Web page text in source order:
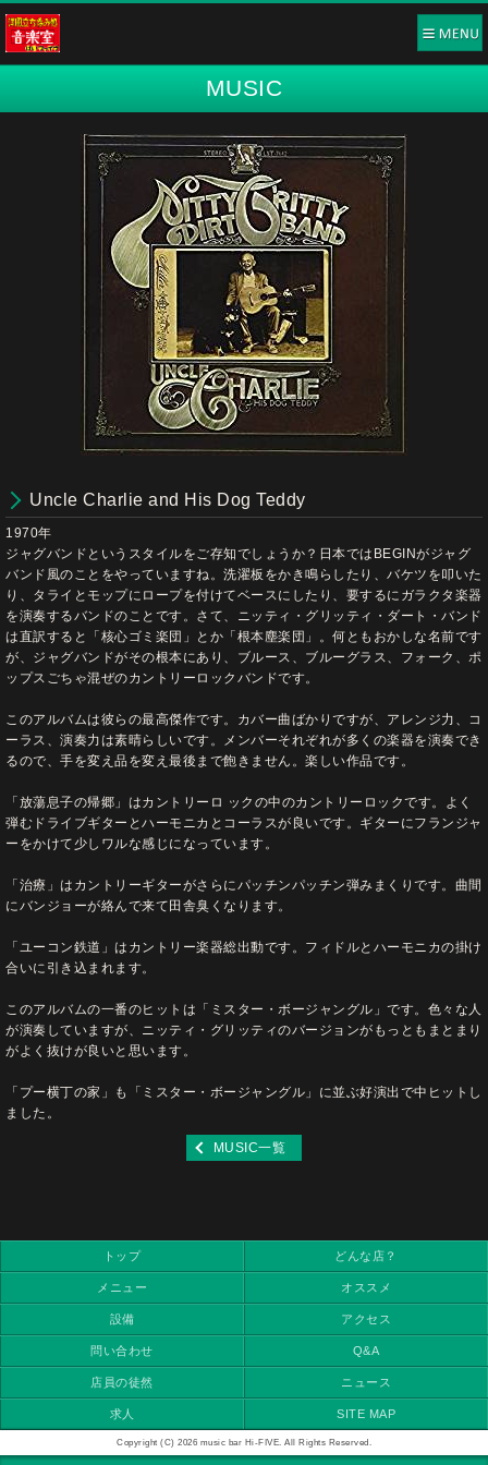
MUSIC
Uncle Charlie and His Dog Teddy
1970年
ジャグバンドというスタイルをご存知でしょうか？日本ではBEGINがジャグ
バンド風のことをやっていますね。洗濯板をかき鳴らしたり、バケツを叩いた
り、タライとモップにロープを付けてベースにしたり、要するにガラクタ楽器
を演奏するバンドのことです。さて、ニッティ・グリッティ・ダート・バンド
は直訳すると「核心ゴミ楽団」とか「根本塵楽団」。何ともおかしな名前です
が、ジャグバンドがその根本にあり、ブルース、ブルーグラス、フォーク、ポ
ップスごちゃ混ぜのカントリーロックバンドです。
このアルバムは彼らの最高傑作です。カバー曲ばかりですが、アレンジ力、コ
ーラス、演奏力は素晴らしいです。メンバーそれぞれが多くの楽器を演奏でき
るので、手を変え品を変え最後まで飽きません。楽しい作品です。
「放蕩息子の帰郷」はカントリーロ ックの中のカントリーロックです。よく
弾むドライブギターとハーモニカとコーラスが良いです。ギターにフランジャ
ーをかけて少しワルな感じになっています。
「治療」はカントリーギターがさらにパッチンパッチン弾みまくりです。曲間
にバンジョーが絡んで来て田舎臭くなります。
「ユーコン鉄道」はカントリー楽器総出動です。フィドルとハーモニカの掛け
合いに引き込まれます。
このアルバムの一番のヒットは「ミスター・ボージャングル」です。色々な人
が演奏していますが、ニッティ・グリッティのバージョンがもっともまとまり
がよく抜けが良いと思います。
「プー横丁の家」も「ミスター・ボージャングル」に並ぶ好演出で中ヒットし
ました。
MUSIC一覧
トップ どんな店？
メニュー オススメ
設備 アクセス
問い合わせ Q&A
店員の徒然 ニュース
求人 SITE MAP
Copyright (C) 2026 music bar Hi-FIVE. All Rights Reserved.